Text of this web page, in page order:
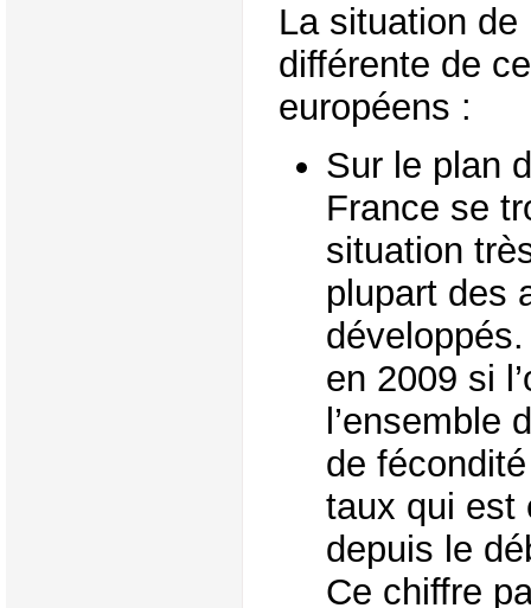
La situation
différente de
européens :
Sur le plan
France se
situation
plupart des
en 2009 si
l’ensemble
de
taux qui est
depuis le
Ce chiffre